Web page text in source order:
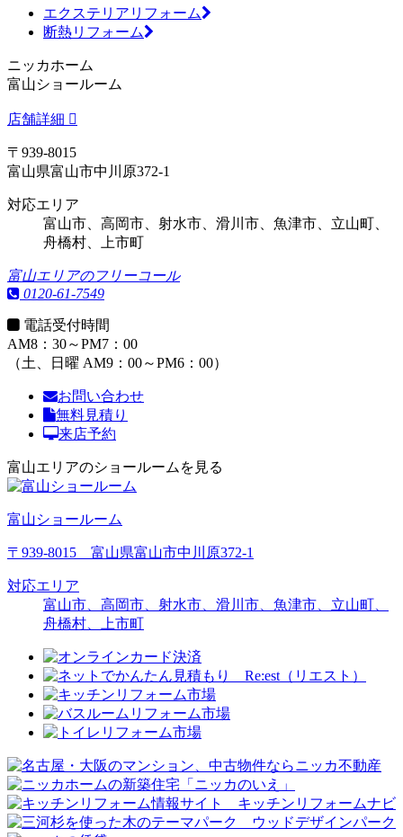
エクステリアリフォーム
断熱リフォーム
ニッカホーム
富山ショールーム
店舗詳細
〒939-8015
富山県富山市中川原372-1
対応エリア
富山市、高岡市、射水市、滑川市、魚津市、立山町、
舟橋村、上市町
富山エリアのフリーコール
0120-61-7549
電話受付時間
AM8：30～PM7：00
（土、日曜 AM9：00～PM6：00）
お問い合わせ
無料見積り
来店予約
富山エリアのショールームを見る
富山ショールーム
〒939-8015 富山県富山市中川原372-1
対応エリア
富山市、高岡市、射水市、滑川市、魚津市、立山町、
舟橋村、上市町